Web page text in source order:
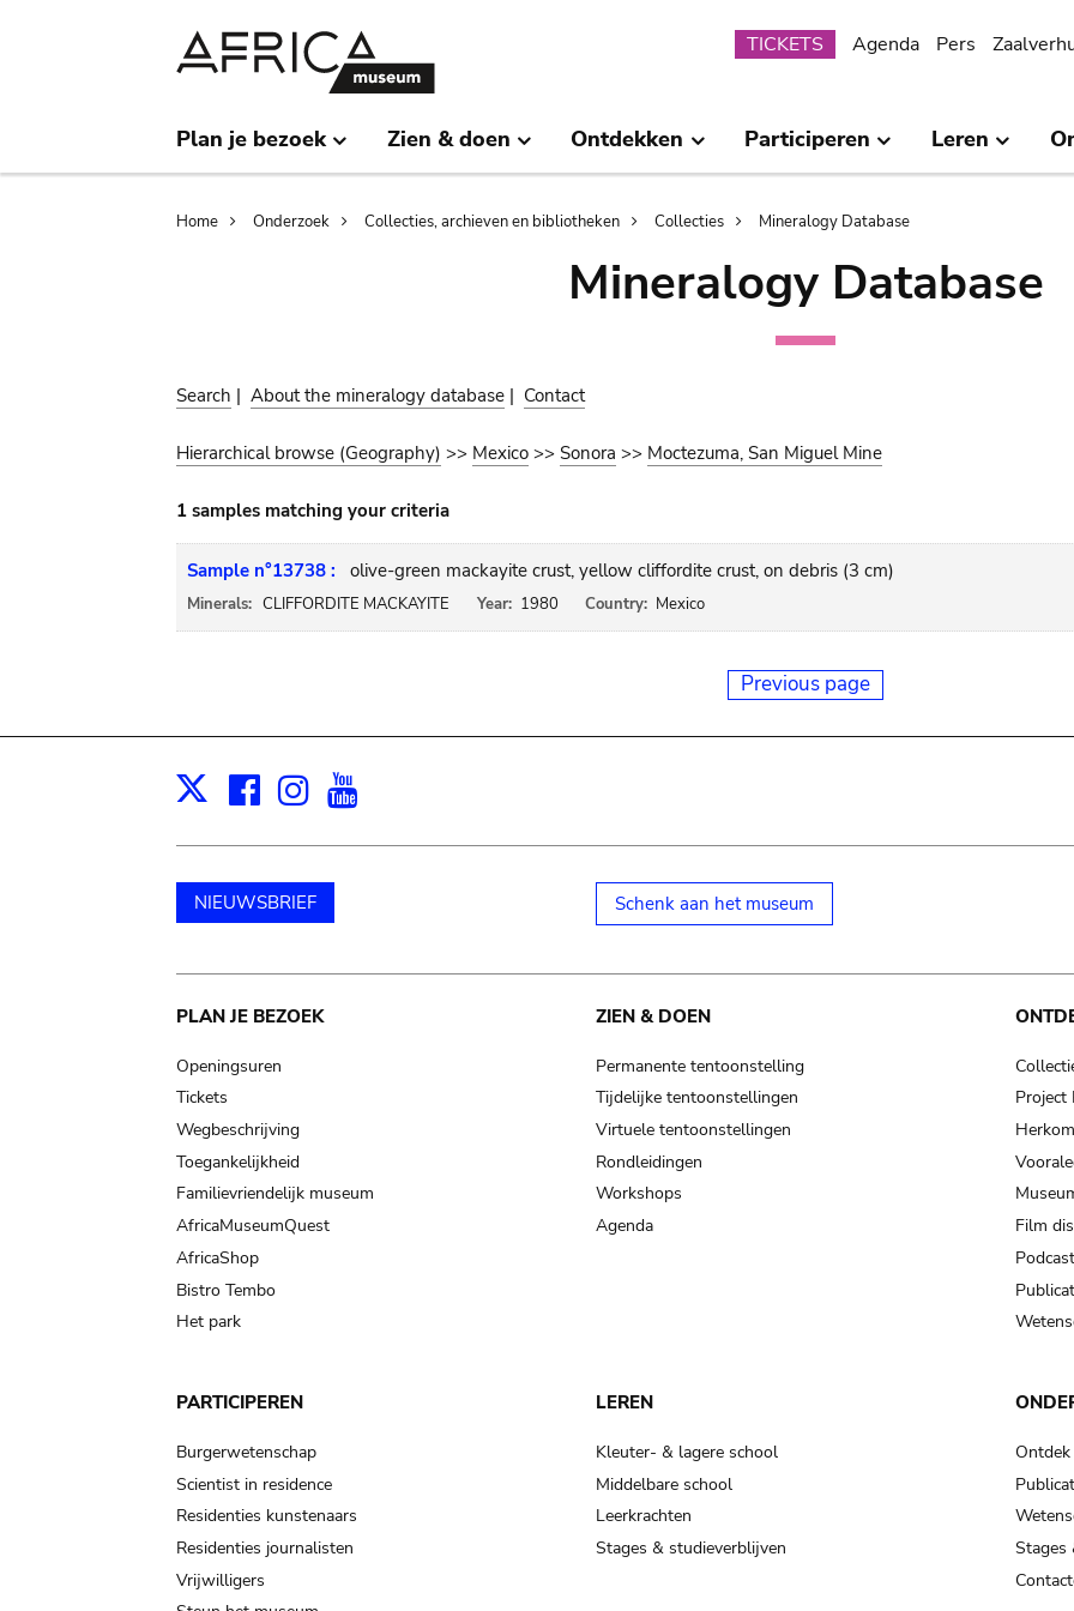
Submenu
TICKETS Agenda Pers
Plan je bezoek Zien & doen Ontdekken Participeren Leren
Breadcrumb
Home Onderzoek Collecties, archieven en bibliotheken Collecties Mineralogy Database
Mineralogy Database
Search | About the mineralogy database | Contact
Hierarchical browse (Geography) >> Mexico >> Sonora >> Moctezuma, San Miguel Mine
1 samples matching your criteria
Sample n°13738 : olive-green mackayite crust, yellow cliffordite crust, on debris (3 cm)
Minerals: CLIFFORDITE MACKAYITE Year: 1980 Country: Mexico
Previous page
X Facebook
Instagram
NIEUWSBRIEF Schenk aan het museum
Main
navigation
PLAN JE BEZOEK
Openingsuren
Tickets
Wegbeschrijving
Toegankelijkheid
Familievriendelijk museum
AfricaMuseumQuest
AfricaShop
Bistro Tembo
Het park
ZIEN & DOEN
Permanente tentoonstelling
Tijdelijke tentoonstellingen
Virtuele tentoonstellingen
Rondleidingen
Workshops
Agenda
Project
Film
PARTICIPEREN
Burgerwetenschap
Scientist in residence
Residenties kunstenaars
Residenties journalisten
Vrijwilligers
LEREN
Kleuter- & lagere school
Middelbare school
Leerkrachten
Stages & studieverblijven
Stages